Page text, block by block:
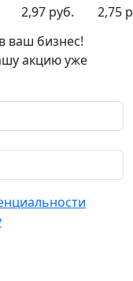
2,97 руб.
2,75
ваш бизнес!
акцию уже